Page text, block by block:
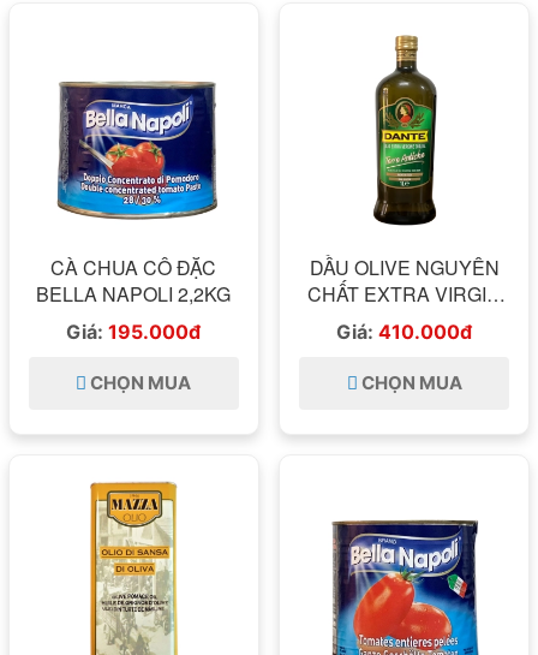
CÀ CHUA CÔ ĐẶC
BELLA NAPOLI 2,2KG
Giá:195.000đ
CHỌN MUA
DẦU OLIVE NGUYÊN
CHẤT EXTRA VIRGIN
DANTE 1L
Giá:410.000đ
CHỌN MUA